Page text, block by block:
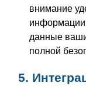
внимание
данные
полной
5.